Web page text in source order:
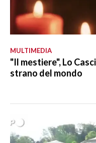
MULTIMEDIA
"Il mestiere", Lo
strano del mondo